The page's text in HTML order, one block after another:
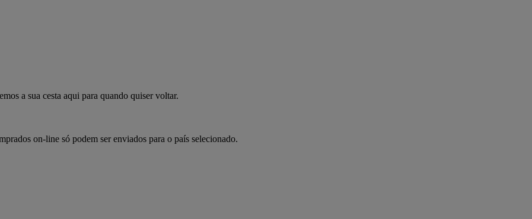
a sua cesta aqui para quando quiser voltar.
on-line só podem ser enviados para o país selecionado.